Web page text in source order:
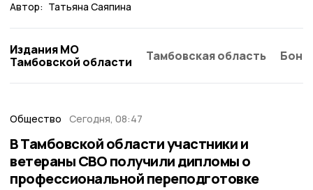
Автор: Татьяна Саяпина
Издания МО
Тамбовской области
Тамбовская область
Общество Сегодня, 08:47
В Тамбовской области участники и
ветераны СВО получили дипломы о
профессиональной переподготовке